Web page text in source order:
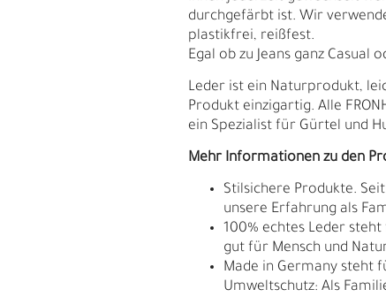
H
durchgefärbt ist. Wir
plastikfrei, reißfest.
Egal ob zu Jeans ganz Casual
Leder ist ein Naturprodukt,
Produkt einzigartig. Alle
ein Spezialist für Gürtel und
Mehr Informationen zu den
Stilsichere Produkte.
unsere Erfahrung als
100% echtes Leder
gut für Mensch und
Made in Germany steht
Umweltschutz: Als